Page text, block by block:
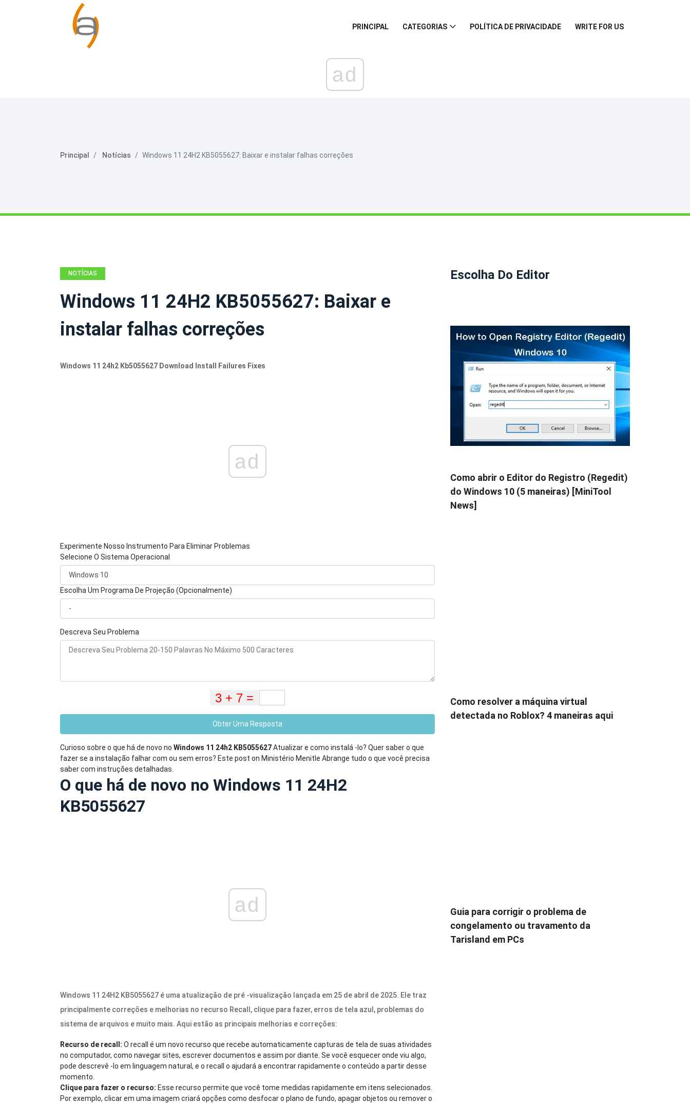
PRINCIPAL CATEGORIAS POLÍTICA DE PRIVACIDADE WRITE FOR US
ad
Principal Notícias Windows 11 24H2 KB5055627: Baixar e instalar falhas correções
NOTÍCIAS
Windows 11 24H2 KB5055627: Baixar e
instalar falhas correções
Windows 11 24h2 Kb5055627 Download Install Failures Fixes
ad
Experimente Nosso Instrumento Para Eliminar Problemas
Selecione O Sistema Operacional
Escolha Um Programa De Projeção (Opcionalmente)
Descreva Seu Problema
Obter Uma Resposta
Curioso sobre o que há de novo no Windows 11 24h2 KB5055627Atualizar e como instalá -lo? Quer saber o que
fazer se a instalação falhar com ou sem erros? Este post on Ministério Menitle Abrange tudo o que você precisa
saber com instruções detalhadas.
O que há de novo no Windows 11 24H2
KB5055627
ad
Windows 11 24H2 KB5055627 é uma atualização de pré -visualização lançada em 25 de abril de 2025. Ele traz
principalmente correções e melhorias no recurso Recall, clique para fazer, erros de tela azul, problemas do
sistema de arquivos e muito mais. Aqui estão as principais melhorias e correções:
Recurso de recall: O recall é um novo recurso que recebe automaticamente capturas de tela de suas atividades
no computador, como navegar sites, escrever documentos e assim por diante. Se você esquecer onde viu algo,
pode descrevê -lo em linguagem natural, e o recall o ajudará a encontrar rapidamente o conteúdo a partir desse
momento.
Clique para fazer o recurso: Esse recurso permite que você tome medidas rapidamente em itens selecionados.
Por exemplo, clicar em uma imagem criará opções como desfocar o plano de fundo, apagar objetos ou remover o
Escolha Do Editor
Como abrir o Editor do Registro (Regedit)
do Windows 10 (5 maneiras) [MiniTool
News]
Como resolver a máquina virtual
detectada no Roblox? 4 maneiras aqui
Guia para corrigir o problema de
congelamento ou travamento da
Tarisland em PCs